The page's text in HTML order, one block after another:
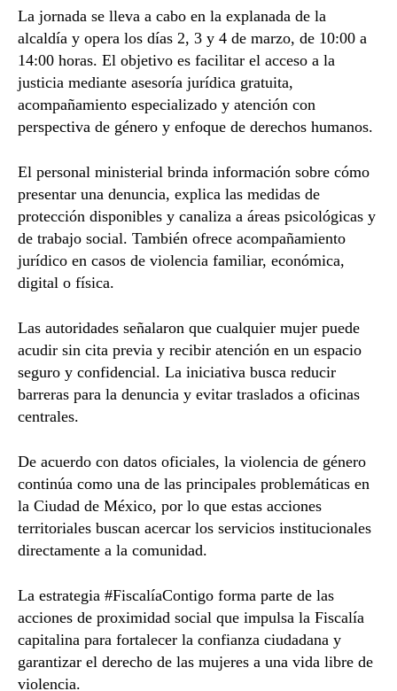
La jornada se lleva a cabo en la explanada de la
alcaldía y opera los días 2, 3 y 4 de marzo, de 10:00 a
14:00 horas. El objetivo es facilitar el acceso a la
justicia mediante asesoría jurídica gratuita,
acompañamiento especializado y atención con
perspectiva de género y enfoque de derechos humanos.
El personal ministerial brinda información sobre cómo
presentar una denuncia, explica las medidas de
protección disponibles y canaliza a áreas psicológicas y
de trabajo social. También ofrece acompañamiento
jurídico en casos de violencia familiar, económica,
digital o física.
Las autoridades señalaron que cualquier mujer puede
acudir sin cita previa y recibir atención en un espacio
seguro y confidencial. La iniciativa busca reducir
barreras para la denuncia y evitar traslados a oficinas
centrales.
De acuerdo con datos oficiales, la violencia de género
continúa como una de las principales problemáticas en
la Ciudad de México, por lo que estas acciones
territoriales buscan acercar los servicios institucionales
directamente a la comunidad.
La estrategia #FiscalíaContigo forma parte de las
acciones de proximidad social que impulsa la Fiscalía
capitalina para fortalecer la confianza ciudadana y
garantizar el derecho de las mujeres a una vida libre de
violencia.